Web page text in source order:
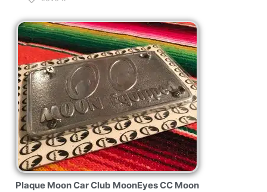
HOT
Plaque Moon Car Club MoonEyes CC Moon